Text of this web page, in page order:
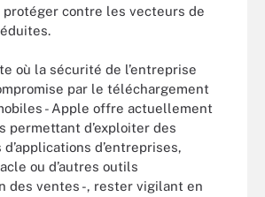
protéger contre les vecteurs de
où la sécurité de l’entreprise
par le téléchargement
- Apple offre actuellement
permettant d’exploiter des
d’entreprises,
ou d’autres outils
des ventes -, rester vigilant en